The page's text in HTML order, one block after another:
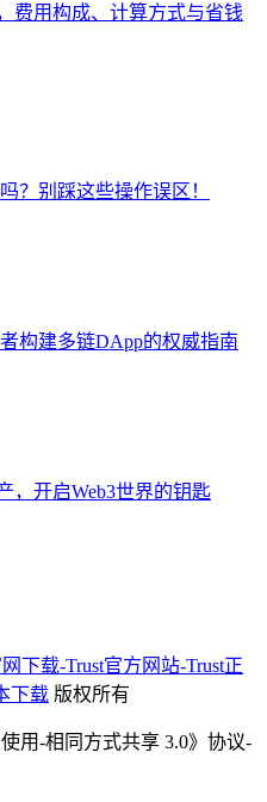
费用构成、计算方式与省钱
？别踩这些操作误区！
构建多链DApp的权威指南
，开启Web3世界的钥匙
网下载-Trust官方网站-Trust正
下载 版权所有
用-相同方式共享 3.0》协议-